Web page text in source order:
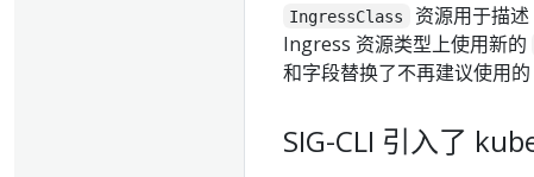
IngressClass
资源用于描
Ingress 资源类型上使用新的
和字段替换了不再建议使用的
SIG-CLI 引入了